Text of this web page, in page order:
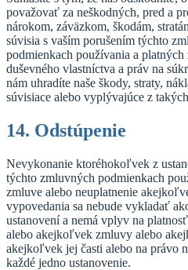
považovať za neškodných, pred a
nárokom, záväzkom, škodám,
súvisia s vaším porušením týchto
podmienkach používania a
duševného vlastníctva a práv na
nám uhradíte naše škody, straty,
súvisiace alebo vyplývajúce z
14. Odstúpenie
Nevykonanie ktoréhokoľvek z
týchto zmluvných podmienkach
zmluve alebo neuplatnenie
vypovedania sa nebude vykladať
ustanovení a nemá vplyv na
alebo akejkoľvek zmluvy alebo
akejkoľvek jej časti alebo na právo
každé jedno ustanovenie.